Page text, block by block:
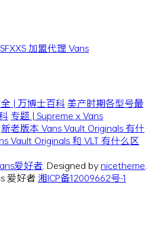
加盟代理 Vans
| 万博士百科美产时期各型号最
专题 | Supreme x Vans
新老版本 Vans Vault Originals 有什
Vault Originals 和 VLT 有什么区
爱好者 . Designed bynicetheme
爱好者湘ICP备12009662号-1